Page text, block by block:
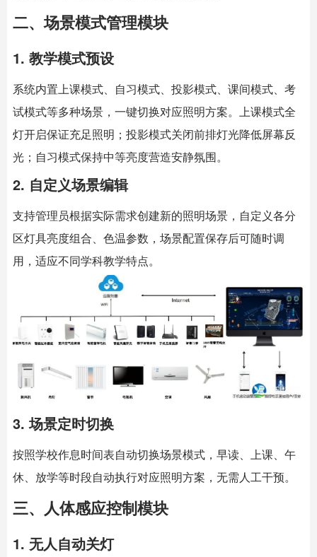
二、场景模式管理模块
1. 教学模式预设
系统内置上课模式、自习模式、投影模式、课间模式、考
试模式等多种场景，一键切换对应照明方案。上课模式全
灯开启保证充足照明；投影模式关闭前排灯光降低屏幕反
光；自习模式保持中等亮度营造安静氛围。
2. 自定义场景编辑
支持管理员根据实际需求创建新的照明场景，自定义各分
区灯具亮度组合、色温参数，场景配置保存后可随时调
用，适应不同学科教学特点。
3. 场景定时切换
按照学校作息时间表自动切换场景模式，早读、上课、午
休、放学等时段自动执行对应照明方案，无需人工干预。
三、人体感应控制模块
1. 无人自动关灯